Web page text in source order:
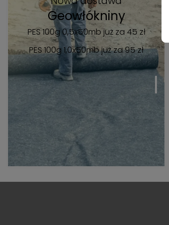
Geowłókniny
PES 100g 0,5x50mb już za 45 zł
PES 100g 1,0x50mbjuż za 95 zł